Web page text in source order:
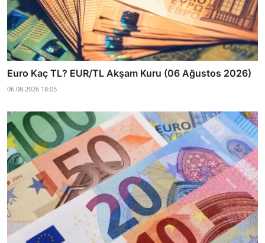
Euro Kaç TL? EUR/TL Akşam Kuru (06 Ağustos 2026)
06.08.2026 18:05